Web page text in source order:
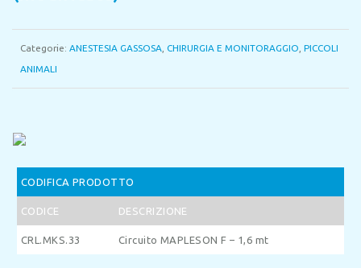
Categorie: ANESTESIA GASSOSA CHIRURGIA E MONITORAGGIO PICCOLI
ANIMALI
CODIFICA PRODOTTO
CODICE DESCRIZIONE
CRL.MKS.33 Circuito MAPLESON F – 1,6 mt